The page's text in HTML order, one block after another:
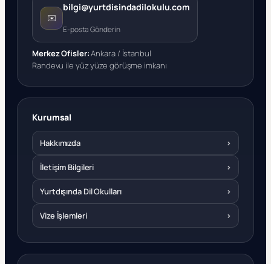
✉️
bilgi@yurtdisindadilokulu.com
E-posta Gönderin
Merkez Ofisler:Ankara / İstanbul
Randevu ile yüz yüze görüşme imkanı
Kurumsal
Hakkımızda ›
İletişim Bilgileri ›
Yurtdışında Dil Okulları ›
Vize İşlemleri ›